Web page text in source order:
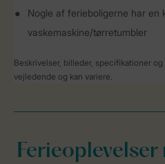
Nogle af ferieboligerne har en
vaskemaskine/tørretumbler
Beskrivelser, billeder, specifikationer
vejledende og kan variere.